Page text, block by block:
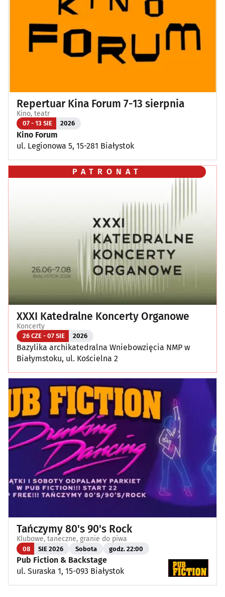
Repertuar Kina Forum 7-13 sierpnia
Kino, teatr
07 - 13 SIE 2026
Kino Forum
ul. Legionowa 5, 15-281 Białystok
PATRONAT
XXXI Katedralne Koncerty Organowe
Koncerty
26 CZE - 07 SIE 2026
Bazylika archikatedralna Wniebowzięcia NMP w
Białymstoku, ul. Kościelna 2
Tańczymy 80's 90's Rock
Klubowe, taneczne, granie do piwa
08 SIE 2026 Sobota godz. 22:00
Pub Fiction & Backstage
ul. Suraska 1, 15-093 Białystok